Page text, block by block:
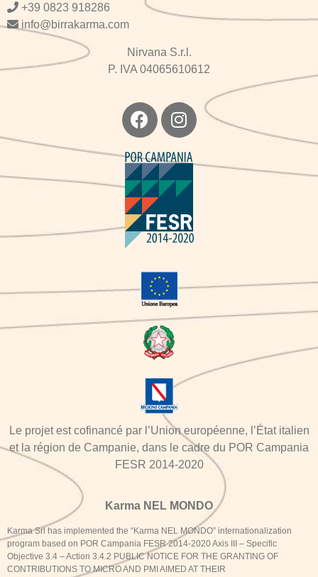
+39 0823 918286
info@birrakarma.com
Nirvana S.r.l.
P. IVA 04065610612
Le projet est cofinancé par l’Union européenne, l’État italien
et la région de Campanie, dans le cadre du POR Campania
FESR 2014-2020
Karma NEL MONDO
Karma Srl has implemented the “Karma NEL MONDO” internationalization
program based on POR Campania FESR 2014-2020 Axis III – Specific
Objective 3.4 – Action 3.4.2 PUBLIC NOTICE FOR THE GRANTING OF
CONTRIBUTIONS TO MICRO AND PMI AIMED AT THEIR